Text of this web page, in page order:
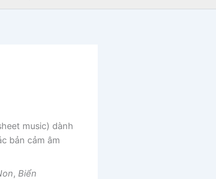
music) dành
bản cảm âm
, Biển